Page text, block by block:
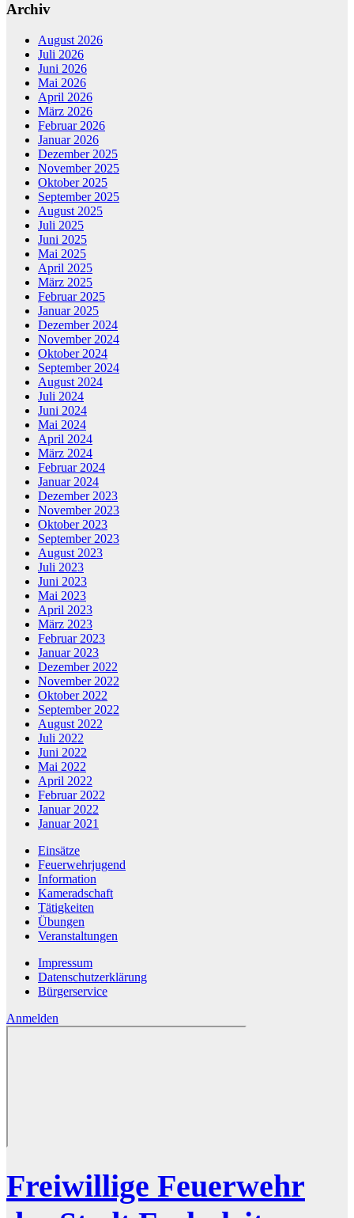
Archiv
August 2026
Juli 2026
Juni 2026
Mai 2026
April 2026
März 2026
Februar 2026
Januar 2026
Dezember 2025
November 2025
Oktober 2025
September 2025
August 2025
Juli 2025
Juni 2025
Mai 2025
April 2025
März 2025
Februar 2025
Januar 2025
Dezember 2024
November 2024
Oktober 2024
September 2024
August 2024
Juli 2024
Juni 2024
Mai 2024
April 2024
März 2024
Februar 2024
Januar 2024
Dezember 2023
November 2023
Oktober 2023
September 2023
August 2023
Juli 2023
Juni 2023
Mai 2023
April 2023
März 2023
Februar 2023
Januar 2023
Dezember 2022
November 2022
Oktober 2022
September 2022
August 2022
Juli 2022
Juni 2022
Mai 2022
April 2022
Februar 2022
Januar 2022
Januar 2021
Einsätze
Feuerwehrjugend
Information
Kameradschaft
Tätigkeiten
Übungen
Veranstaltungen
Impressum
Datenschutzerklärung
Bürgerservice
Anmelden
Freiwillige Feuerwehr